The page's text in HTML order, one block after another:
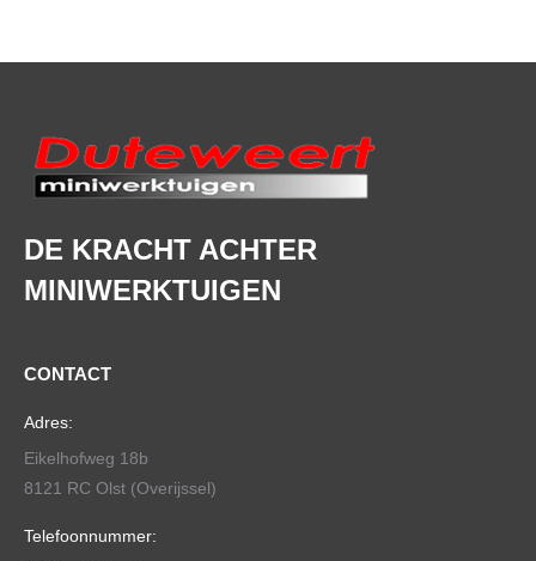
DE KRACHT ACHTER
MINIWERKTUIGEN
CONTACT
Adres:
Eikelhofweg 18b
8121 RC Olst (Overijssel)
Telefoonnummer: